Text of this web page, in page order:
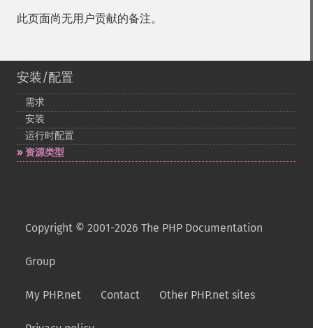
此页面尚无用户贡献的备注。
安装/配置
需求
安装
运行时配置
资源类型
Copyright © 2001-2026 The PHP Documentation
Group
My PHP.net Contact Other PHP.net sites